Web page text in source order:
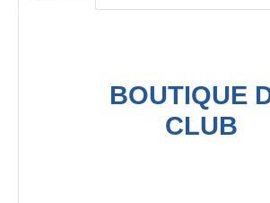
BOUTIQUE
CLUB